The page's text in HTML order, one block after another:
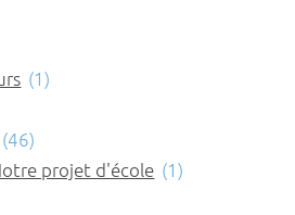
(1)
(46)
projet d'école (1)